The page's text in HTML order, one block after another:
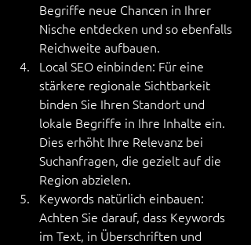
Begriffe neue Chancen in Ihrer
Nische entdecken und so ebenfalls
Reichweite aufbauen.
Local SEO einbinden: Für eine
stärkere regionale Sichtbarkeit
binden Sie Ihren Standort und
lokale Begriffe in Ihre Inhalte ein.
Dies erhöht Ihre Relevanz bei
Suchanfragen, die gezielt auf die
Region abzielen.
Keywords natürlich einbauen:
Achten Sie darauf, dass Keywords
im Text, in Überschriften und